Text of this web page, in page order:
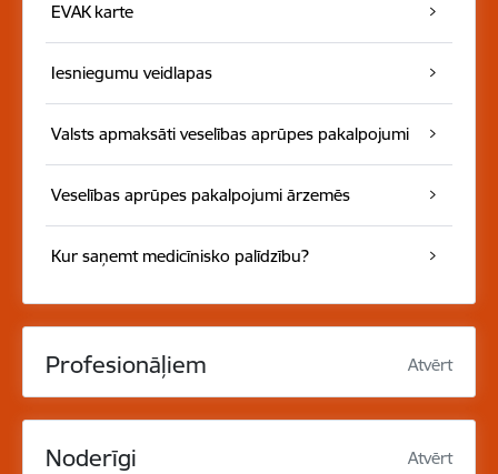
EVAK karte
Iesniegumu veidlapas
Valsts apmaksāti veselības aprūpes pakalpojumi
Veselības aprūpes pakalpojumi ārzemēs
Kur saņemt medicīnisko palīdzību?
Profesionāļiem Atvērt
Noderīgi Atvērt